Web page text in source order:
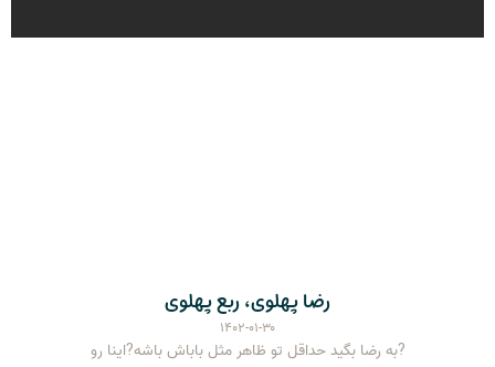
رضا پهلوی، ربع پهلوی
۱۴۰۲-۰۱-۳۰
?به رضا بگید حداقل تو ظاهر مثل باباش باشه?اینا رو